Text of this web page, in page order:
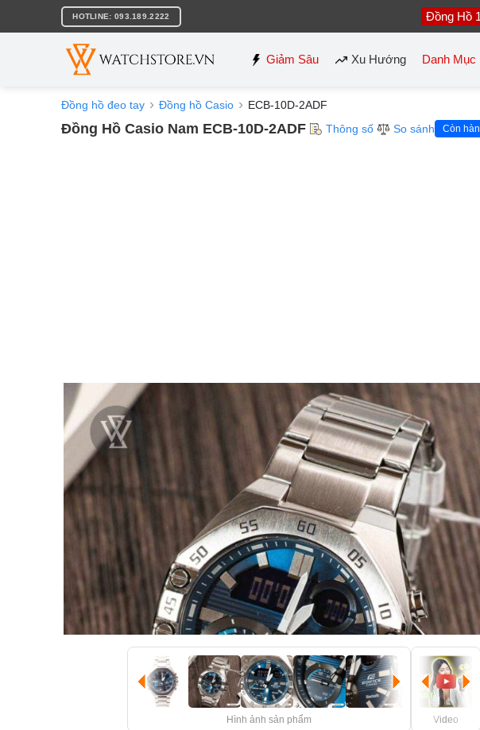
nội
HOTLINE: 093.189.2222 Đồng Hồ
Giảm Sâu Xu Hướng Danh Mục
Đồng hồ đeo tay Đồng hồ Casio ECB-10D-2ADF
Đồng Hồ Casio Nam ECB-10D-2ADF Thông số So sánh Còn
Hình ảnh sản phẩm Video